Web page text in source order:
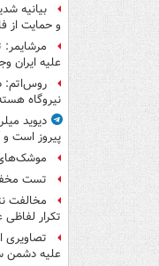
بیانیه
و حمایت از
علیه ایران
روس‌اتم:
نیروگاه
دیوید
پیروز است
تست
تکرار لفاظی
تصاویری
علیه دشمن